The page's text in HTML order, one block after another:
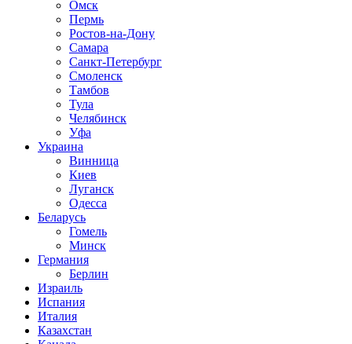
Омск
Пермь
Ростов-на-Дону
Самара
Санкт-Петербург
Смоленск
Тамбов
Тула
Челябинск
Уфа
Украина
Винница
Киев
Луганск
Одесса
Беларусь
Гомель
Минск
Германия
Берлин
Израиль
Испания
Италия
Казахстан